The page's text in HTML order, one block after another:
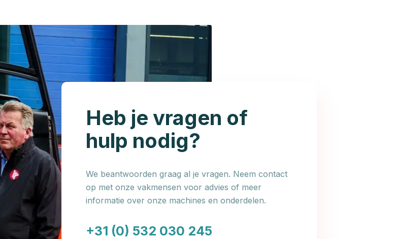
Heb je vragen of
hulp nodig?
We beantwoorden graag al je vragen. Neem contact
op met onze vakmensen voor advies of meer
informatie over onze machines en onderdelen.
+31 (0) 532 030 245